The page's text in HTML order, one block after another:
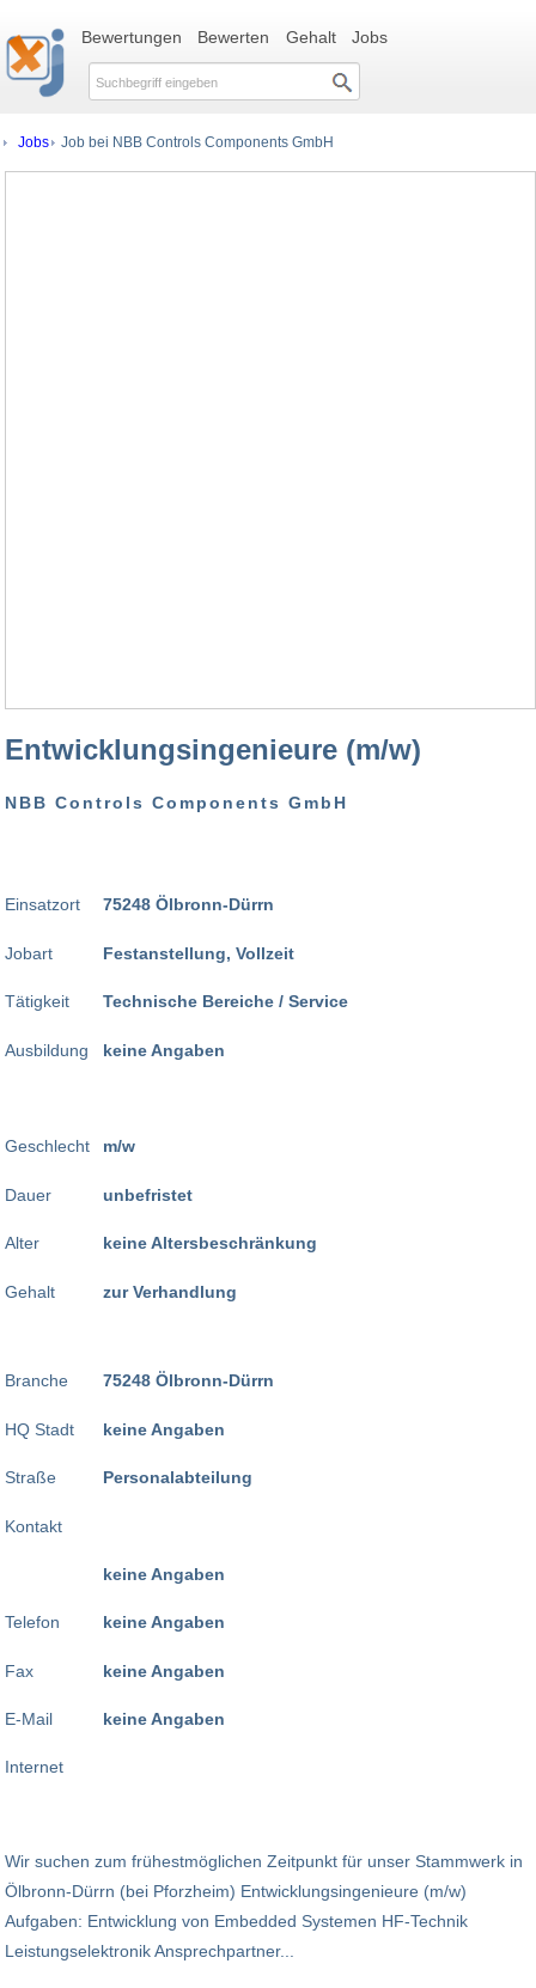
Bewertungen Bewerten Gehalt Jobs
Jobs Job bei NBB Controls Components GmbH
Entwicklungsingenieure (m/w)
NBB Controls Components GmbH
Einsatzort
Jobart
Tätigkeit
Ausbildung
Geschlecht
Dauer
Alter
Gehalt
75248 Ölbronn-Dürrn
Festanstellung, Vollzeit
Technische Bereiche / Service
keine Angaben
m/w
unbefristet
keine Altersbeschränkung
zur Verhandlung
Branche
HQ Stadt
Straße
Kontakt
Telefon
Fax
E-Mail
Internet
75248 Ölbronn-Dürrn
keine Angaben
Personalabteilung
keine Angaben
keine Angaben
keine Angaben
keine Angaben
Wir suchen zum frühestmöglichen Zeitpunkt für unser Stammwerk in
Ölbronn-Dürrn (bei Pforzheim) Entwicklungsingenieure (m/w)
Aufgaben: Entwicklung von Embedded Systemen HF-Technik
Leistungselektronik Ansprechpartner...